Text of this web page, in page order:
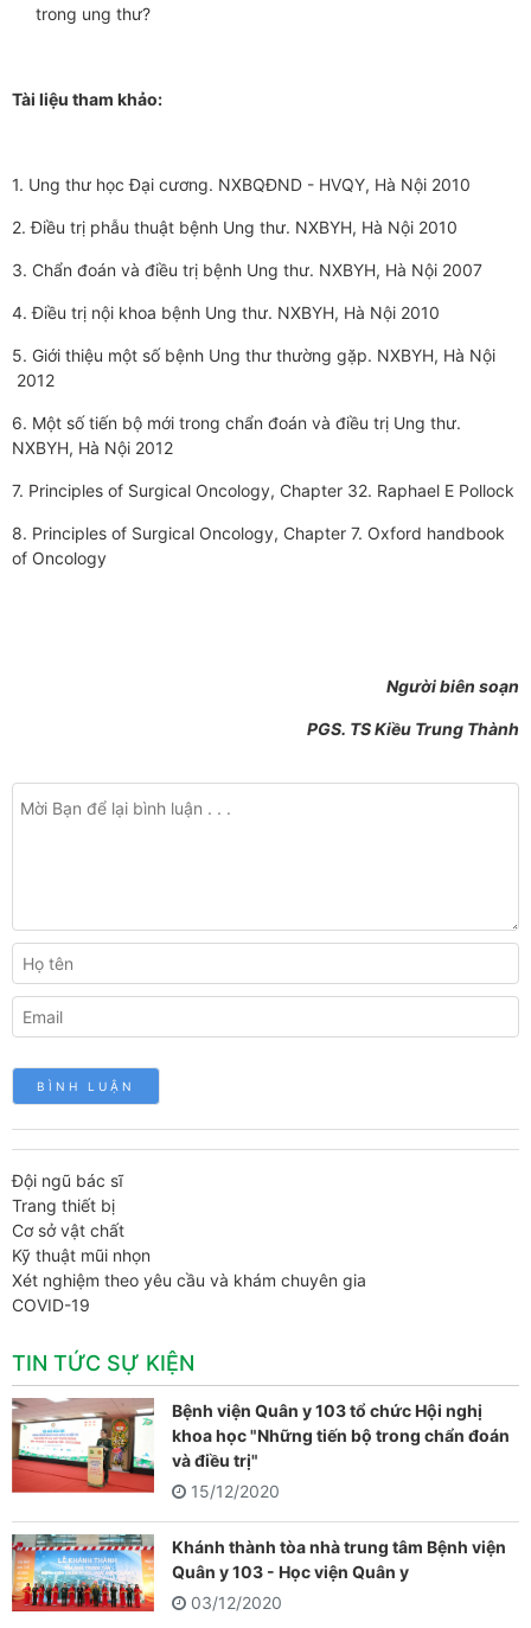
trong ung thư?
Tài liệu tham khảo:
1. Ung thư học Đại cương. NXBQĐND - HVQY, Hà Nội 2010
2. Điều trị phẫu thuật bệnh Ung thư. NXBYH, Hà Nội 2010
3. Chẩn đoán và điều trị bệnh Ung thư. NXBYH, Hà Nội 2007
4. Điều trị nội khoa bệnh Ung thư. NXBYH, Hà Nội 2010
5. Giới thiệu một số bệnh Ung thư thường gặp. NXBYH, Hà Nội
2012
6. Một số tiến bộ mới trong chẩn đoán và điều trị Ung thư.
NXBYH, Hà Nội 2012
7. Principles of Surgical Oncology, Chapter 32. Raphael E Pollock
8. Principles of Surgical Oncology, Chapter 7. Oxford handbook
of Oncology
Người biên soạn
PGS. TS Kiều Trung Thành
Đội ngũ bác sĩ
Trang thiết bị
Cơ sở vật chất
Kỹ thuật mũi nhọn
Xét nghiệm theo yêu cầu và khám chuyên gia
COVID-19
TIN TỨC SỰ KIỆN
Bệnh viện Quân y 103 tổ chức Hội nghị
khoa học "Những tiến bộ trong chẩn đoán
và điều trị"
15/12/2020
Khánh thành tòa nhà trung tâm Bệnh viện
Quân y 103 - Học viện Quân y
03/12/2020